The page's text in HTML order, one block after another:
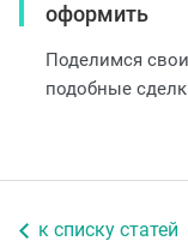
оформить
Поделимся
подобные
к списку статей